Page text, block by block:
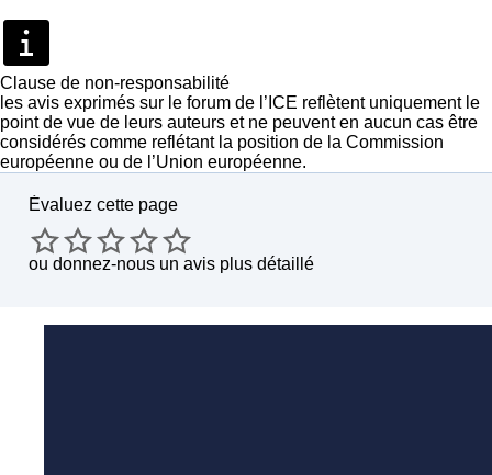
Clause de non-responsabilité
les avis exprimés sur le forum de l’ICE reflètent uniquement le
point de vue de leurs auteurs et ne peuvent en aucun cas être
considérés comme reflétant la position de la Commission
européenne ou de l’Union européenne.
Évaluez cette page
ou donnez-nous un avis plus détaillé